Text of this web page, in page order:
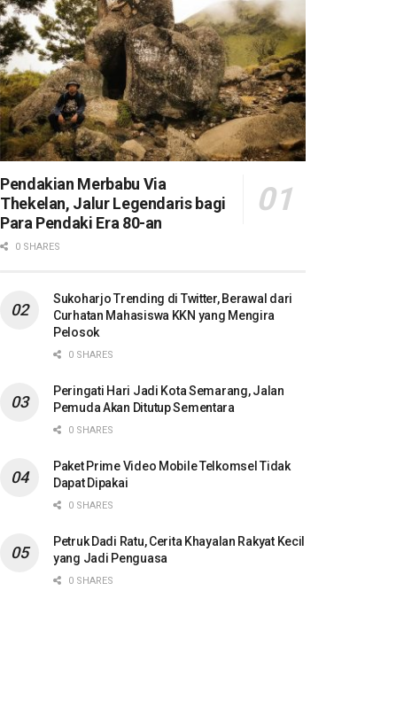
Pendakian Merbabu Via
Thekelan, Jalur Legendaris bagi
Para Pendaki Era 80-an
0 SHARES
Sukoharjo Trending di Twitter, Berawal dari
Curhatan Mahasiswa KKN yang Mengira
Pelosok
0 SHARES
Peringati Hari Jadi Kota Semarang, Jalan
Pemuda Akan Ditutup Sementara
0 SHARES
Paket Prime Video Mobile Telkomsel Tidak
Dapat Dipakai
0 SHARES
Petruk Dadi Ratu, Cerita Khayalan Rakyat Kecil
yang Jadi Penguasa
0 SHARES